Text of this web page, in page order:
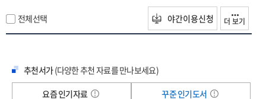
전체선택 야간이용신청 더 보기
추천서가(다양한 추천 자료를 만나보세요)
요즘 인기자료
꾸준 인기도서